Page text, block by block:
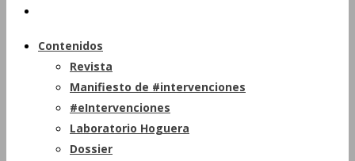
Contenidos
Revista
Manifiesto de #intervenciones
#eIntervenciones
Laboratorio Hoguera
Dossier